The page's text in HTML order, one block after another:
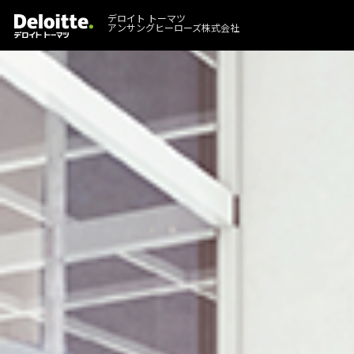
デロイト トーマツ
アンサングヒーローズ株式会社